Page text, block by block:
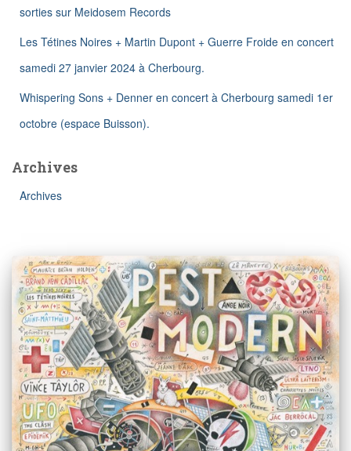
sorties sur Meidosem Records
Les Tétines Noires + Martin Dupont + Guerre Froide en concert
samedi 27 janvier 2024 à Cherbourg.
Whispering Sons + Denner en concert à Cherbourg samedi 1er
octobre (espace Buisson).
Archives
Archives